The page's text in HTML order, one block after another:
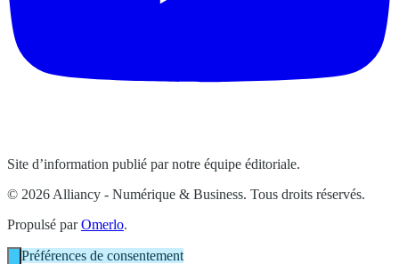
Site d’information publié par notre équipe éditoriale.
© 2026 Alliancy - Numérique & Business. Tous droits réservés.
Propulsé parOmerlo.
Préférences de consentement